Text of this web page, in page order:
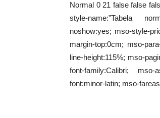
Normal 0 21 false false
style-name:”Tabela
noshow:yes; mso-style-
margin-top:0cm; mso-
line-height:115%; mso-
font-family:Calibri; mso-
font:minor-latin; mso-